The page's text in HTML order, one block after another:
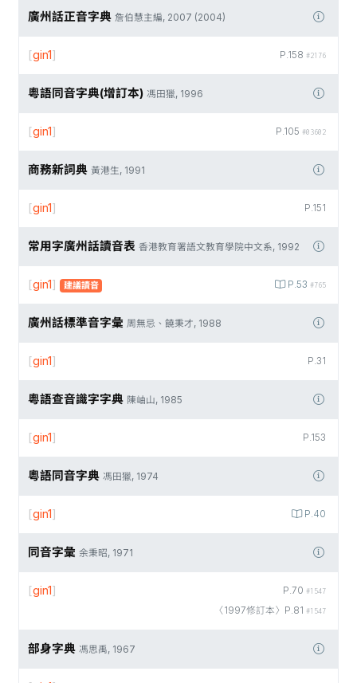
廣州話正音字典 詹伯慧主編, 2007 (2004)
P.158 #2176
[gin1]
粵語同音字典(增訂本) 馮田獵, 1996
P.105 #03602
[gin1]
商務新詞典 黃港生, 1991
P.151
[gin1]
常用字廣州話讀音表 香港教育署語文教育學院中文系, 1992
P.53 #765
[gin1] 建議讀音
廣州話標準音字彙 周無忌、饒秉才, 1988
P.31
[gin1]
粵語查音識字字典 陳岫山, 1985
P.153
[gin1]
粵語同音字典 馮田獵, 1974
P.40
[gin1]
同音字彙 余秉昭, 1971
P.70 #1547
〈1997修訂本〉P.81 #1547
[gin1]
部身字典 馮思禹, 1967